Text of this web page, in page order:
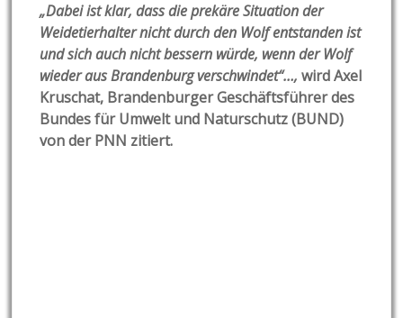
„Dabei ist klar, dass die prekäre Situation der
Weidetierhalter nicht durch den Wolf entstanden ist
und sich auch nicht bessern würde, wenn der Wolf
wieder aus Brandenburg verschwindet“…, wird Axel
Kruschat, Brandenburger Geschäftsführer des
Bundes für Umwelt und Naturschutz (BUND)
von der PNN zitiert.